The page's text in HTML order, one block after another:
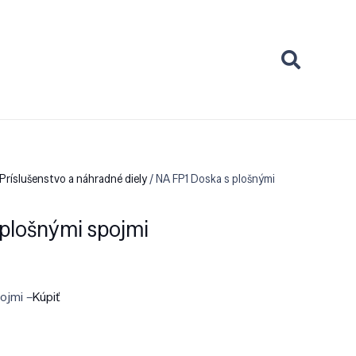
a náhradné diely/ NA FP1 Doska s plošnými
spojmi
–Kúpiť